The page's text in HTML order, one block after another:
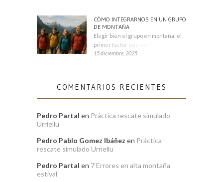
CÓMO INTEGRARNOS EN UN GRUPO
DE MONTAÑA
Elegir bien el grupo en montaña: el
primer factor que condiciona tu
15 diciembre, 2025
COMENTARIOS RECIENTES
Pedro Partal en Práctica rescate simulado
Urriellu
Pedro Pablo Gomez Ibáñez en Práctica
rescate simulado Urriellu
Pedro Partal en 7 Errores en alta montaña
estival